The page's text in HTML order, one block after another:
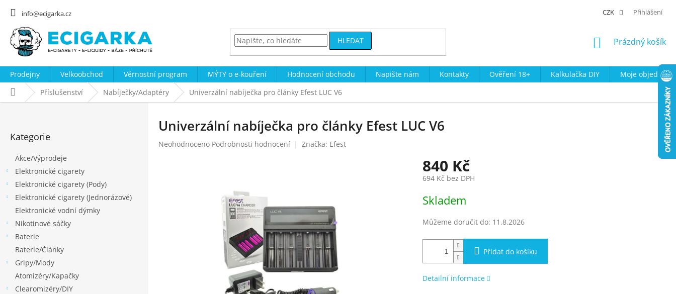
info@ecigarka.cz CZK Přihlášení
HLEDAT
NÁKUPNÍ
Prázdný košík
Prodejny Velkoobchod Věrnostní program MÝTY o e-kouření Hodnocení obchodu Napište nám Kontakty Ověření 18+ Kalkulačka DIY
Moje
Domů Příslušenství Nabíječky/Adaptéry Univerzální nabíječka pro články Efest LUC V6
kategorie
Kategorie
Akce/Výprodeje
Elektronické cigarety
Elektronické cigarety (Pody)
Elektronické cigarety (Jednorázové)
Elektronické vodní dýmky
Nikotinové sáčky
Baterie
Baterie/Články
Gripy/Mody
Atomizéry/Kapačky
Clearomizéry/DIY
Univerzální nabíječka pro články Efest LUC V6
Průměrné
Neohodnoceno Podrobnosti hodnocení Značka: Efest
840 Kč
694 Kč bez DPH
cena:
Skladem
Můžeme doručit do: 11.8.2026
Přidat do košíku
Detailní informace